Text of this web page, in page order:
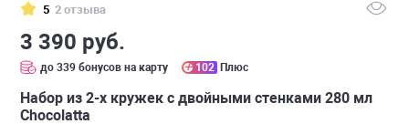
5 2 отзыва
3 390 руб.
до 339 бонусов на карту 102 Плюс
Набор из 2-х кружек с двойными стенками 280 мл
Chocolatta